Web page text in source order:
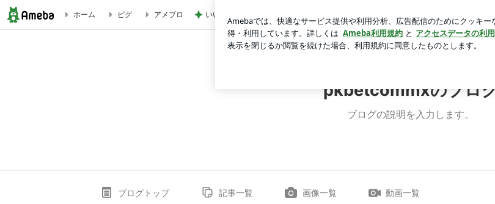
ホーム ピグ アメブロ いいねやコメントが凄く嬉しいこと
pkbetcommxのブログ
ブログの説明を入力します。
ブログトップ 記事一覧 画像一覧 動画一覧